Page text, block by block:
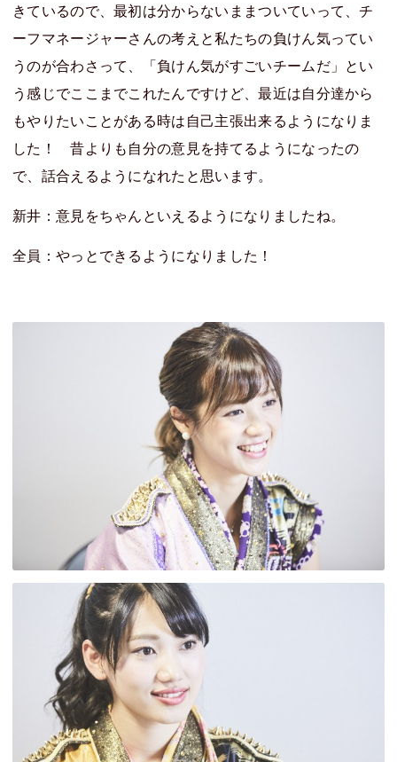
きているので、最初は分からないままついていって、チ
ーフマネージャーさんの考えと私たちの負けん気ってい
うのが合わさって、「負けん気がすごいチームだ」とい
う感じでここまでこれたんですけど、最近は自分達から
もやりたいことがある時は自己主張出来るようになりま
した！ 昔よりも自分の意見を持てるようになったの
で、話合えるようになれたと思います。
新井：意見をちゃんといえるようになりましたね。
全員：やっとできるようになりました！